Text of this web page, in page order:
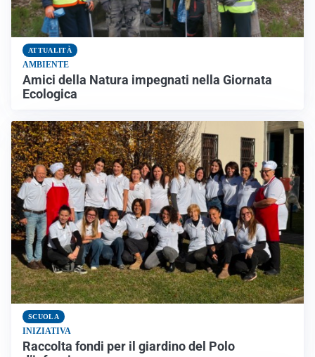
ATTUALITÀ
AMBIENTE
Amici della Natura impegnati nella Giornata
Ecologica
SCUOLA
INIZIATIVA
Raccolta fondi per il giardino del Polo